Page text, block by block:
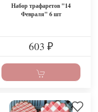
Набор трафаретов "14
Февраля" 6 шт
603 ₽